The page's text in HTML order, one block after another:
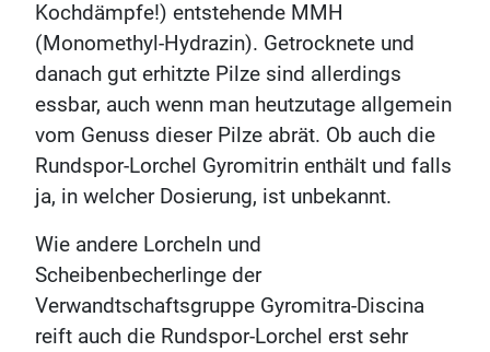
Kochdämpfe!) entstehende MMH
(Monomethyl-Hydrazin). Getrocknete und
danach gut erhitzte Pilze sind allerdings
essbar, auch wenn man heutzutage allgemein
vom Genuss dieser Pilze abrät. Ob auch die
Rundspor-Lorchel Gyromitrin enthält und falls
ja, in welcher Dosierung, ist unbekannt.
Wie andere Lorcheln und
Scheibenbecherlinge der
Verwandtschaftsgruppe Gyromitra-Discina
reift auch die Rundspor-Lorchel erst sehr